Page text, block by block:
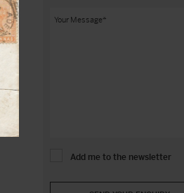
Add me to the newsletter